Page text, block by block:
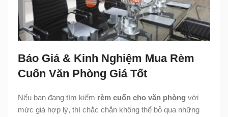
Báo Giá & Kinh Nghiệm Mua Rèm
Cuốn Văn Phòng Giá Tốt
Nếu bạn đang tìm kiếm rèm cuốn cho văn phòng với
mức giá hợp lý, thì chắc chắn không thể bỏ qua những